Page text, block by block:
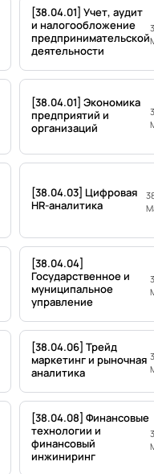
[38.04.01] Учет, аудит
и налогообложение
предпринимательской
деятельности
[38.04.01] Экономика
предприятий и
организаций
[38.04.03] Цифровая
HR-аналитика
[38.04.04]
Государственное и
муниципальное
управление
[38.04.06] Трейд
маркетинг и рыночная
аналитика
[38.04.08] Финансовые
технологии и
финансовый
инжиниринг